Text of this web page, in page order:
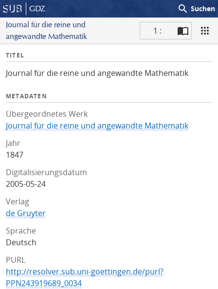
GDZ search Suchen
Journal für die reine und
angewandte Mathematik
1 :
I
f
TITEL
Journal für die reine und angewandte Mathematik
METADATEN
Übergeordnetes Werk
Journal für die reine und angewandte Mathematik
Jahr
1847
Digitalisierungsdatum
2005-05-24
Verlag
de Gruyter
Sprache
Deutsch
PURL
http://resolver.sub.uni-goettingen.de/purl?
PPN243919689_0034